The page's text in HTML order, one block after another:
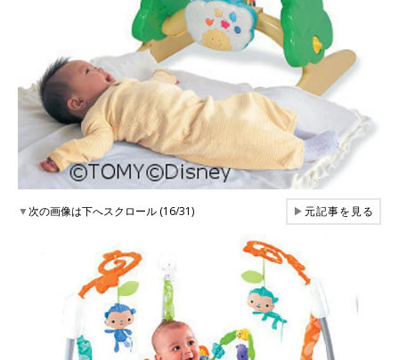
▼次の画像は下へスクロール (16/31) ▶元記事を見る